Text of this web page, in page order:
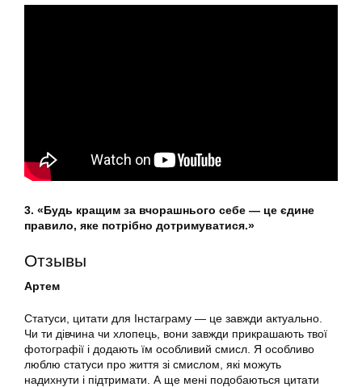
3. «Будь кращим за вчорашнього себе — це єдине
правило, яке потрібно дотримуватися.»
Отзывы
Артем
Статуси, цитати для Інстаграму — це завжди актуально.
Чи ти дівчина чи хлопець, вони завжди прикрашають твої
фотографії і додають їм особливий смисл. Я особливо
люблю статуси про життя зі смислом, які можуть
надихнути і підтримати. А ще мені подобаються цитати